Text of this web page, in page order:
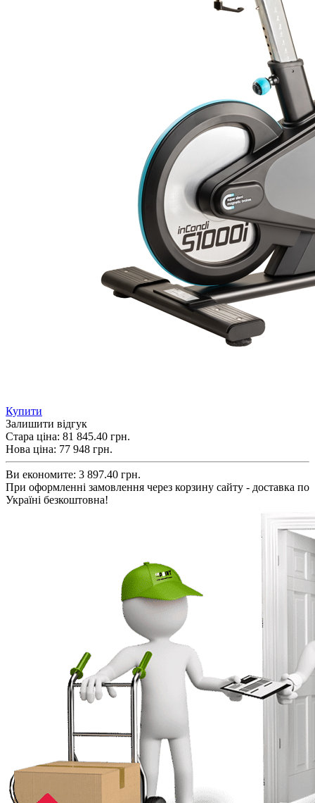
Купити
Залишити відгук
Стара ціна: 81 845.40 грн.
Нова ціна: 77 948 грн.
Ви економите: 3 897.40 грн.
При оформленні замовлення через корзину сайту - доставка по
Україні безкоштовна!